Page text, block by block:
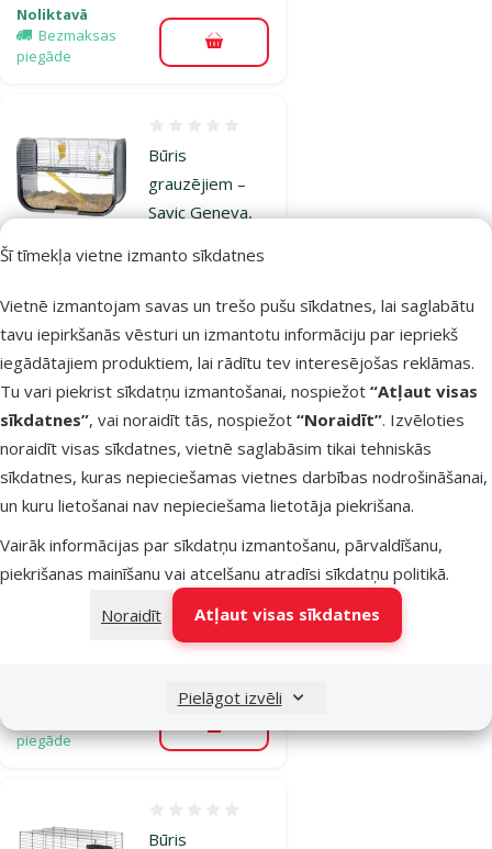
Šī tīmekļa vietne izmanto sīkdatnes
Vietnē izmantojam savas un trešo pušu sīkdatnes, lai saglabātu
tavu iepirkšanās vēsturi un izmantotu informāciju par iepriekš
iegādātajiem produktiem, lai rādītu tev interesējošas reklāmas.
Tu vari piekrist sīkdatņu izmantošanai, nospiežot “Atļaut visas
sīkdatnes”, vai noraidīt tās, nospiežot “Noraidīt”. Izvēloties
noraidīt visas sīkdatnes, vietnē saglabāsim tikai tehniskās
sīkdatnes, kuras nepieciešamas vietnes darbības nodrošināšanai,
un kuru lietošanai nav nepieciešama lietotāja piekrišana.
Vairāk informācijas par sīkdatņu izmantošanu, pārvaldīšanu,
piekrišanas mainīšanu vai atcelšanu atradīsi sīkdatņu politikā.
Noraidīt
Atļaut visas sīkdatnes
Pielāgot izvēli
Noliktavā
Bezmaksas
piegāde
Pievienot grozam
Būris
grauzējiem –
Savic Geneva,
Noliktavā
Bezmaksas
piegāde
Pievienot grozam
Būris
grauzējiem –
Metro, 52,5 x
52 x 26 cm
Atsauksmes 0%
Oriģinālā cena
89,99 €
Cena
64,98 €
Atlaide
-27 %
piegāde
Pievienot grozam
Būris